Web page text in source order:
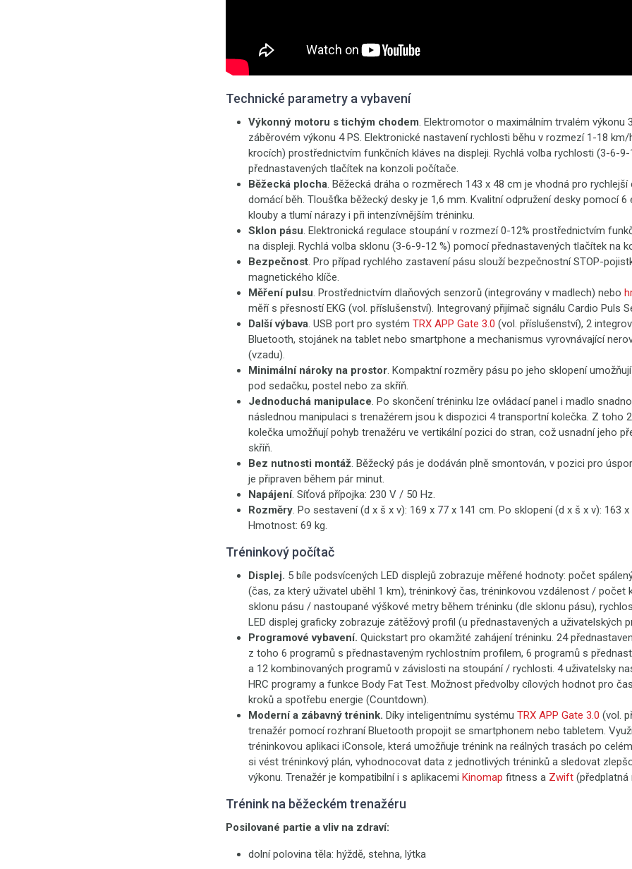
Technické parametry a vybavení
Výkonný motoru s tichým chodem. Elektromotor o maximálním trvalém výkonu
záběrovém výkonu 4 PS. Elektronické nastavení rychlosti běhu v rozmezí 1-18
krocích) prostřednictvím funkčních kláves na displeji. Rychlá volba rychlosti (3-6-
přednastavených tlačítek na konzoli počítače.
Běžecká plocha. Běžecká dráha o rozměrech 143 x 48 cm je vhodná pro rychlejší
domácí běh. Tloušťka běžecký desky je 1,6 mm. Kvalitní odpružení desky pomocí
klouby a tlumí nárazy i při intenzívnějším tréninku.
Sklon pásu. Elektronická regulace stoupání v rozmezí 0-12% prostřednictvím
na displeji. Rychlá volba sklonu (3-6-9-12 %) pomocí přednastavených tlačítek na
Bezpečnost. Pro případ rychlého zastavení pásu slouží bezpečnostní STOP-
magnetického klíče.
Měření pulsu. Prostřednictvím dlaňových senzorů (integrovány v madlech) nebo
měří s přesností EKG (vol. příslušenství). Integrovaný přijímač signálu Cardio Puls
Další výbava. USB port pro systém TRX APP Gate 3.0 (vol. příslušenství), 2
Bluetooth, stojánek na tablet nebo smartphone a mechanismus vyrovnávající
(vzadu).
Minimální nároky na prostor. Kompaktní rozměry pásu po jeho sklopení
pod sedačku, postel nebo za skříň.
Jednoduchá manipulace. Po skončení tréninku lze ovládací panel i madlo
následnou manipulaci s trenažérem jsou k dispozici 4 transportní kolečka. Z toho
kolečka umožňují pohyb trenažéru ve vertikální pozici do stran, což usnadní jeho
skříň.
Bez nutnosti montáž. Běžecký pás je dodáván plně smontován, v pozici pro
je připraven během pár minut.
Napájení. Síťová přípojka: 230 V / 50 Hz.
Rozměry. Po sestavení (d x š x v): 169 x 77 x 141 cm. Po sklopení (d x š x v): 163
Hmotnost: 69 kg.
Tréninkový počítač
Displej. 5 bíle podsvícených LED displejů zobrazuje měřené hodnoty: počet
(čas, za který uživatel uběhl 1 km), tréninkový čas, tréninkovou vzdálenost / počet
sklonu pásu / nastoupané výškové metry během tréninku (dle sklonu pásu),
LED displej graficky zobrazuje zátěžový profil (u přednastavených a uživatelských
Programové vybavení. Quickstart pro okamžité zahájení tréninku. 24
z toho 6 programů s přednastaveným rychlostním profilem, 6 programů s
a 12 kombinovaných programů v závislosti na stoupání / rychlosti. 4 uživatelsky
HRC programy a funkce Body Fat Test. Možnost předvolby cílových hodnot pro
kroků a spotřebu energie (Countdown).
Moderní a zábavný trénink. Díky inteligentnímu systému TRX APP Gate 3.0 (vol.
trenažér pomocí rozhraní Bluetooth propojit se smartphonem nebo tabletem.
tréninkovou aplikaci iConsole, která umožňuje trénink na reálných trasách po
si vést tréninkový plán, vyhodnocovat data z jednotlivých tréninků a sledovat
výkonu. Trenažér je kompatibilní i s aplikacemi Kinomap fitness a Zwift
Trénink na běžeckém trenažéru
Posilované partie a vliv na zdraví:
dolní polovina těla: hýždě, stehna, lýtka